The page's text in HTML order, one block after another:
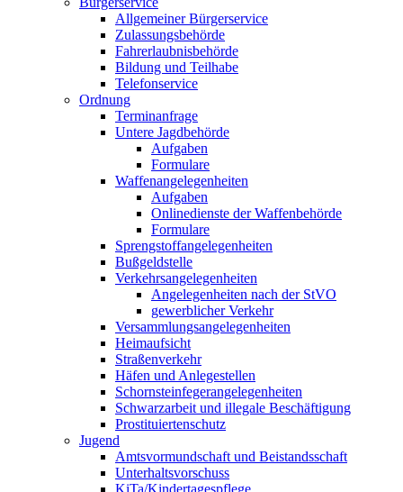
Allgemeiner Bürgerservice
Zulassungsbehörde
Fahrerlaubnisbehörde
Bildung und Teilhabe
Telefonservice
Ordnung
Terminanfrage
Untere Jagdbehörde
Aufgaben
Formulare
Waffenangelegenheiten
Aufgaben
Onlinedienste der Waffenbehörde
Formulare
Sprengstoff­angelegenheiten
Bußgeldstelle
Verkehrsangelegenheiten
Angelegenheiten nach der StVO
gewerblicher Verkehr
Versammlungs­angelegenheiten
Heimaufsicht
Straßenverkehr
Häfen und Anlegestellen
Schornsteinfeger­angelegenheiten
Schwarzarbeit und illegale Beschäftigung
Prostituiertenschutz
Jugend
Amtsvormundschaft und Beistandsschaft
Unterhaltsvorschuss
KiTa/Kindertagespflege